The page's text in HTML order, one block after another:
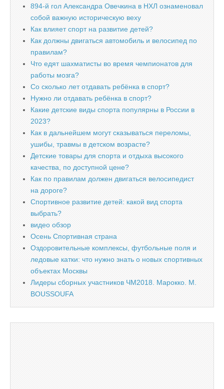
894-й гол Александра Овечкина в НХЛ ознаменовал
собой важную историческую веху
Как влияет спорт на развитие детей?
Как должны двигаться автомобиль и велосипед по
правилам?
Что едят шахматисты во время чемпионатов для
работы мозга?
Со сколько лет отдавать ребёнка в спорт?
Нужно ли отдавать ребёнка в спорт?
Какие детские виды спорта популярны в России в
2023?
Как в дальнейшем могут сказываться переломы,
ушибы, травмы в детском возрасте?
Детские товары для спорта и отдыха высокого
качества, по доступной цене?
Как по правилам должен двигаться велосипедист
на дороге?
Спортивное развитие детей: какой вид спорта
выбрать?
видео обзор
Осень Спортивная страна
Оздоровительные комплексы, футбольные поля и
ледовые катки: что нужно знать о новых спортивных
объектах Москвы
Лидеры сборных участников ЧМ2018. Марокко. M.
BOUSSOUFA